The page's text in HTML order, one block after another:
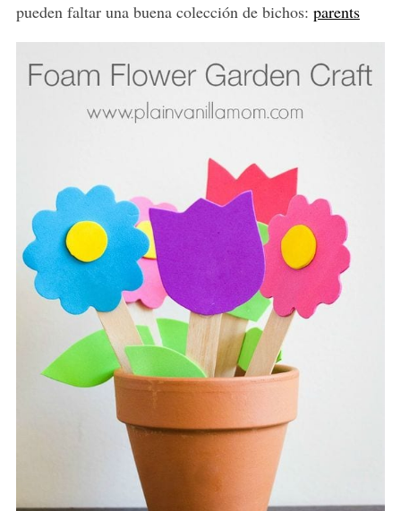
pueden faltar una buena colección de bichos: parents